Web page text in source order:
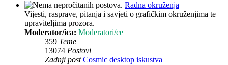
Radna okruženja
Vijesti, rasprave, pitanja i savjeti o grafičkim okruženjima te
upraviteljima prozora.
Moderator/ica: Moderatori/ce
359 Teme
13074 Postovi
Zadnji post Cosmic desktop iskustva